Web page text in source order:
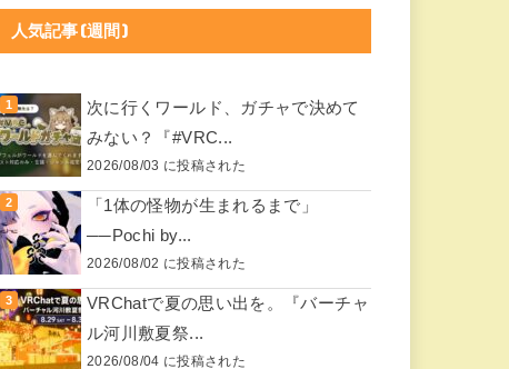
人気記事(週間)
次に行くワールド、ガチャで決めて
みない？『#VRC...
2026/08/03 に投稿された
「1体の怪物が生まれるまで」
──Pochi by...
2026/08/02 に投稿された
VRChatで夏の思い出を。『バーチャ
ル河川敷夏祭...
2026/08/04 に投稿された